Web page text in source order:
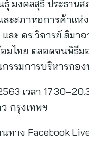
ธุ์ มงคลสุธี ประธา
ะสภาหอการค้าแห่
ละ ดร.วิจารย์ สิม
มไทย ตลอดจนพิธี
รรมการบริหารกอ
เวลา
กรุงเทพฯ
ทาง Facebook